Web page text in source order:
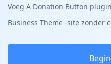
Voeg A Donation Button
Business Theme -site zonder